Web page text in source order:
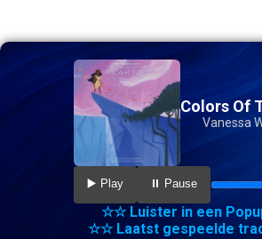
Colors Of
Vanessa
▶️ Play ⏸️ Pause
☆☆ Luister in een
☆☆ Laatst gespeelde